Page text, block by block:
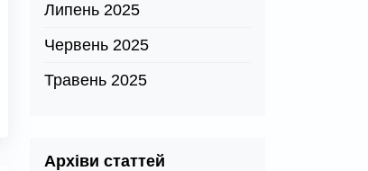
Липень 2025
Червень 2025
Травень 2025
Архіви статтей